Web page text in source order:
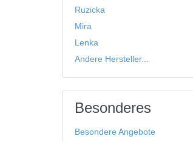
Ruzicka
Mira
Lenka
Andere Hersteller...
Besonderes
Besondere Angebote